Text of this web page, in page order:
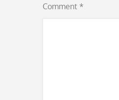
Comment *